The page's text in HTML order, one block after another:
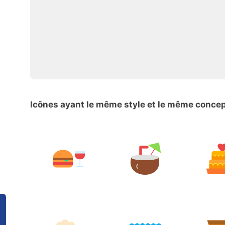
Icônes ayant le même style et le même